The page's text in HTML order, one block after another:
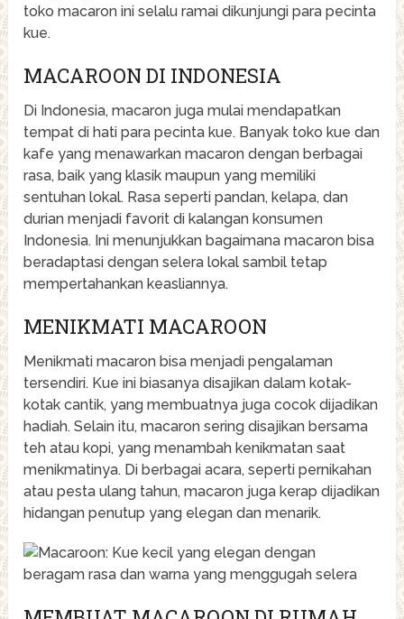
toko macaron ini selalu ramai dikunjungi para pecinta
kue.
MACAROON DI INDONESIA
Di Indonesia, macaron juga mulai mendapatkan
tempat di hati para pecinta kue. Banyak toko kue dan
kafe yang menawarkan macaron dengan berbagai
rasa, baik yang klasik maupun yang memiliki
sentuhan lokal. Rasa seperti pandan, kelapa, dan
durian menjadi favorit di kalangan konsumen
Indonesia. Ini menunjukkan bagaimana macaron bisa
beradaptasi dengan selera lokal sambil tetap
mempertahankan keasliannya.
MENIKMATI MACAROON
Menikmati macaron bisa menjadi pengalaman
tersendiri. Kue ini biasanya disajikan dalam kotak-
kotak cantik, yang membuatnya juga cocok dijadikan
hadiah. Selain itu, macaron sering disajikan bersama
teh atau kopi, yang menambah kenikmatan saat
menikmatinya. Di berbagai acara, seperti pernikahan
atau pesta ulang tahun, macaron juga kerap dijadikan
hidangan penutup yang elegan dan menarik.